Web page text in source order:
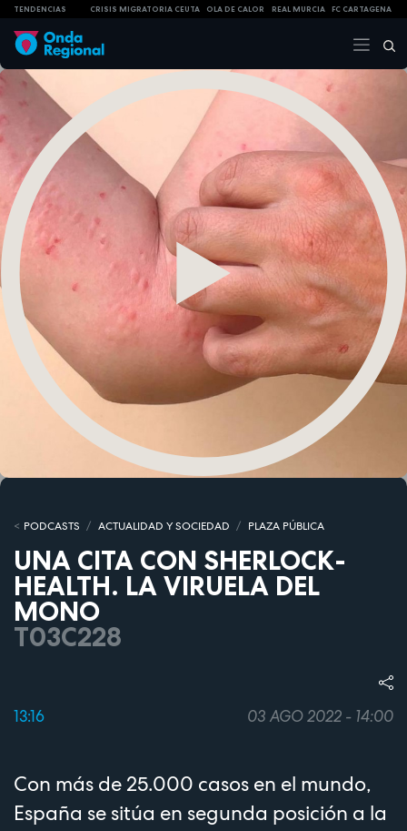
TENDENCIAS CRISIS MIGRATORIA CEUTA OLA DE CALOR REAL MURCIA FC CARTAGENA
PODCASTS ACTUALIDAD Y SOCIEDAD PLAZA PÚBLICA
UNA CITA CON SHERLOCK-
HEALTH. LA VIRUELA DEL
MONO
T03C228
13:16 03 AGO 2022 - 14:00
Con más de 25.000 casos en el mundo,
España se sitúa en segunda posición a la